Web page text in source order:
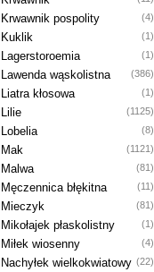
Krwawnik pospolity (4)
Kuklik (1)
Lagerstoroemia (1)
Lawenda wąskolistna (386)
Liatra kłosowa (1)
Lilie (1125)
Lobelia (8)
Mak (1121)
Malwa (81)
Męczennica błękitna (11)
Mieczyk (81)
Mikołajek płaskolistny (1)
Miłek wiosenny (4)
Nachyłek wielkokwiatowy (22)